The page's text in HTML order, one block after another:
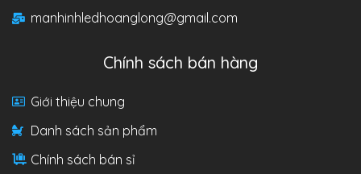
manhinhledhoanglong@gmail.com
Chính sách bán hàng
Giới thiệu chung
Danh sách sản phẩm
Chính sách bán sỉ